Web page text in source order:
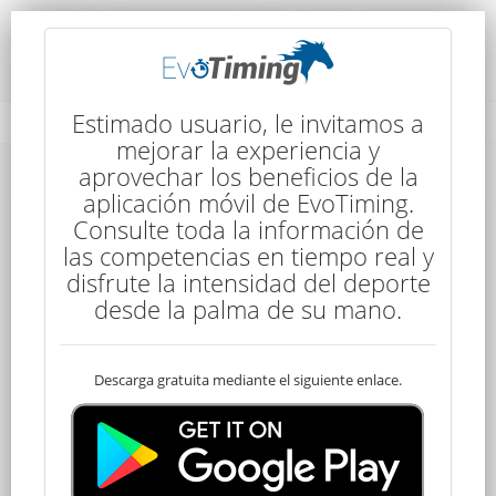
Detalles de la Competencia
Detalles de la Competencia
CEN Promocional
20 kms
14:00
1 Etapas
Estimado usuario, le invitamos a
mejorar la experiencia y
aprovechar los beneficios de la
aplicación móvil de EvoTiming.
Consulte toda la información de
las competencias en tiempo real y
disfrute la intensidad del deporte
desde la palma de su mano.
Descarga gratuita mediante el siguiente enlace.